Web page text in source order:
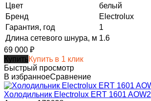
Цвет
белый
Бренд
Electrolux
Гарантия, год
1
Длина сетевого шнура, м 1.6
69 000 ₽
КупитьКупить в 1 клик
Быстрый просмотр
В избранноеСравнение
Холодильник Electrolux ERT 1601 AOW2